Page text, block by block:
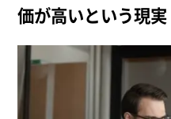
価が高いという現実